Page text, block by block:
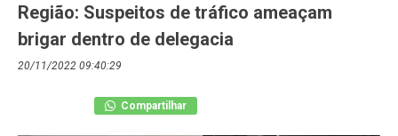
Região: Suspeitos de tráfico ameaçam
brigar dentro de delegacia
20/11/2022 09:40:29
Compartilhar